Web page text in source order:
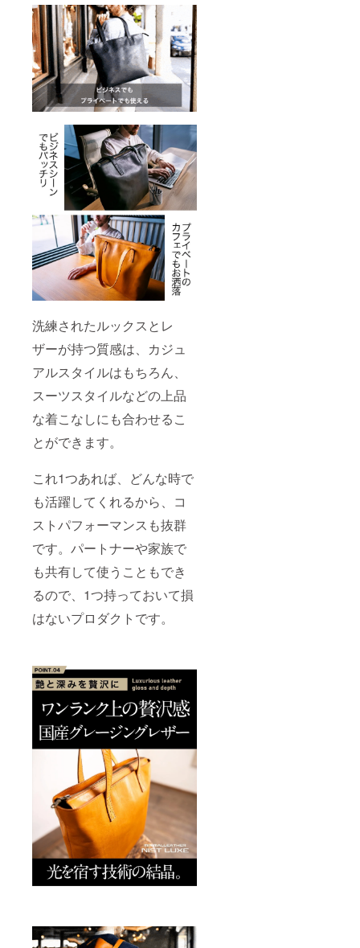
洗練されたルックスとレ
ザーが持つ質感は、カジュ
アルスタイルはもちろん、
スーツスタイルなどの上品
な着こなしにも合わせるこ
とができます。
これ1つあれば、どんな時で
も活躍してくれるから、コ
ストパフォーマンスも抜群
です。パートナーや家族で
も共有して使うこともでき
るので、1つ持っておいて損
はないプロダクトです。